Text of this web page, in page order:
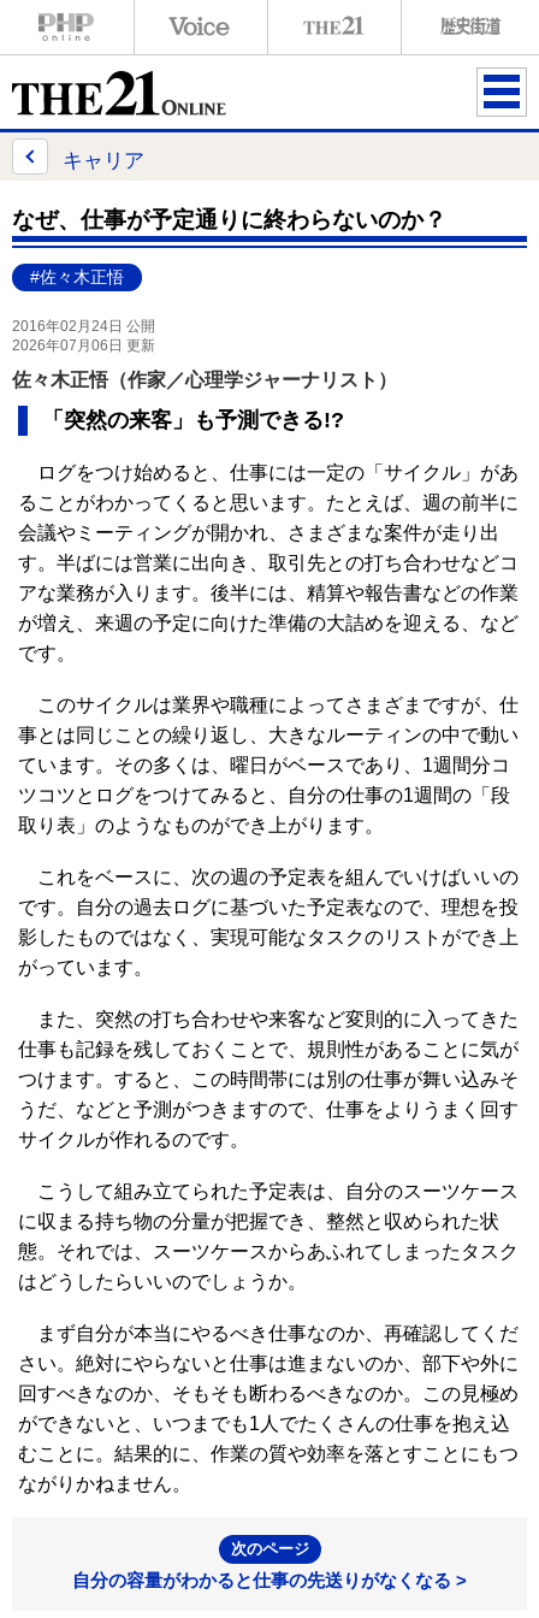
ME
キャリア
なぜ、仕事が予定通りに終わらないのか？
#佐々木正悟
2016年02月24日 公開
2026年07月06日 更新
佐々木正悟（作家／心理学ジャーナリスト）
「突然の来客」も予測できる!?
ログをつけ始めると、仕事には一定の「サイクル」があ
ることがわかってくると思います。たとえば、週の前半に
会議やミーティングが開かれ、さまざまな案件が走り出
す。半ばには営業に出向き、取引先との打ち合わせなどコ
アな業務が入ります。後半には、精算や報告書などの作業
が増え、来週の予定に向けた準備の大詰めを迎える、など
です。
このサイクルは業界や職種によってさまざまですが、仕
事とは同じことの繰り返し、大きなルーティンの中で動い
ています。その多くは、曜日がベースであり、1週間分コ
ツコツとログをつけてみると、自分の仕事の1週間の「段
取り表」のようなものができ上がります。
これをベースに、次の週の予定表を組んでいけばいいの
です。自分の過去ログに基づいた予定表なので、理想を投
影したものではなく、実現可能なタスクのリストができ上
がっています。
また、突然の打ち合わせや来客など変則的に入ってきた
仕事も記録を残しておくことで、規則性があることに気が
つけます。すると、この時間帯には別の仕事が舞い込みそ
うだ、などと予測がつきますので、仕事をよりうまく回す
サイクルが作れるのです。
こうして組み立てられた予定表は、自分のスーツケース
に収まる持ち物の分量が把握でき、整然と収められた状
態。それでは、スーツケースからあふれてしまったタスク
はどうしたらいいのでしょうか。
まず自分が本当にやるべき仕事なのか、再確認してくだ
さい。絶対にやらないと仕事は進まないのか、部下や外に
回すべきなのか、そもそも断わるべきなのか。この見極め
ができないと、いつまでも1人でたくさんの仕事を抱え込
むことに。結果的に、作業の質や効率を落とすことにもつ
ながりかねません。
次のページ
自分の容量がわかると仕事の先送りがなくなる >